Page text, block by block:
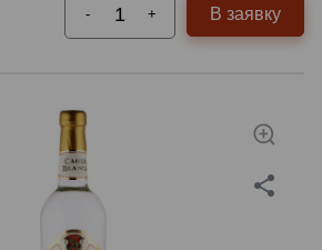
- + В заявку